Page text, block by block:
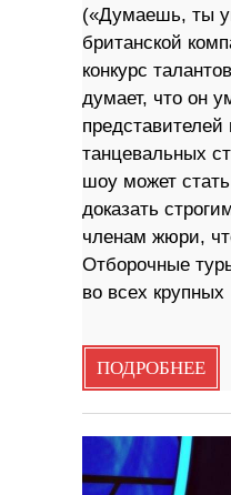
(«Думаешь, ты
британской
конкурс
думает, что он
танцевальных
шоу может
доказать
членам жюри,
Отборочные
во всех крупных
ПОДРОБНЕЕ